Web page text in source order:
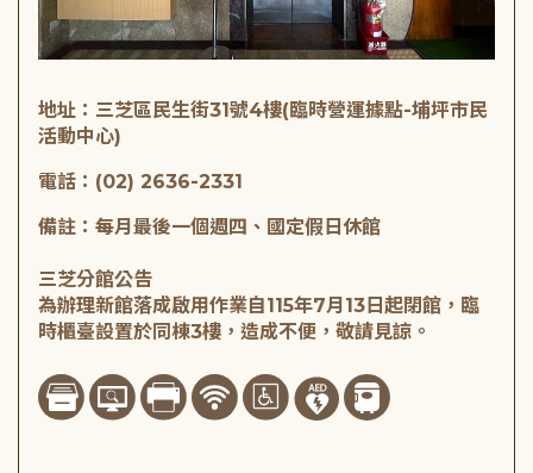
地址：三芝區民生街31號4樓(臨時營運據點-埔坪市民
活動中心)
電話：(02) 2636-2331
備註：每月最後一個週四、國定假日休館
三芝分館公告
為辦理新館落成啟用作業自115年7月13日起閉館，臨
時櫃臺設置於同棟3樓，造成不便，敬請見諒。